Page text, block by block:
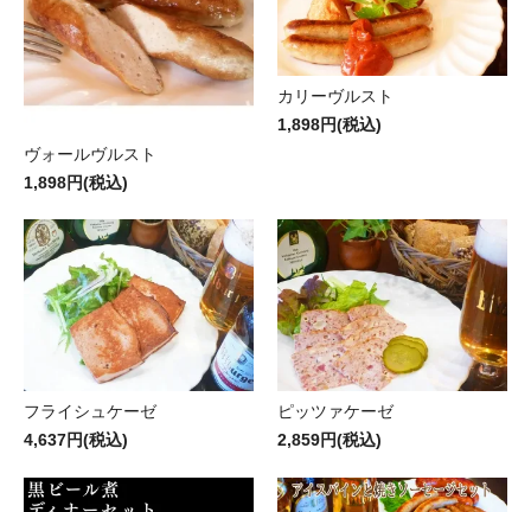
ヴォールヴルスト
1,898円(税込)
カリーヴルスト
1,898円(税込)
フライシュケーゼ
4,637円(税込)
ピッツァケーゼ
2,859円(税込)